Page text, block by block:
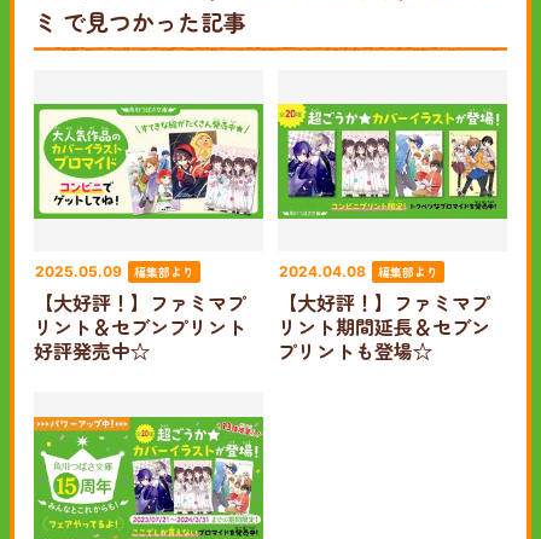
ミ で見つかった記事
2025.05.09 編集部より
【大好評！】ファミマプ
リント＆セブンプリント
好評発売中☆
2024.04.08 編集部より
【大好評！】ファミマプ
リント期間延長＆セブン
プリントも登場☆